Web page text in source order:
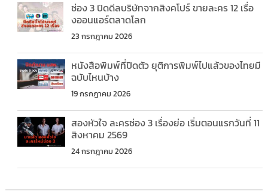
ช่อง 3 ปิดดีลบริษัทจากสิงคโปร์ ขายละคร 12 เรื่อ
งออนแอร์ตลาดโลก
23 กรกฎาคม 2026
หนังสือพิมพ์ที่ปิดตัว ยุติการพิมพ์ไปแล้วของไทยมี
ฉบับไหนบ้าง
19 กรกฎาคม 2026
สองหัวใจ ละครช่อง 3 เรื่องย่อ เริ่มตอนแรกวันที่ 11
สิงหาคม 2569
24 กรกฎาคม 2026